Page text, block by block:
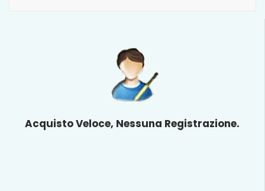
Acquisto Veloce, Nessuna Registrazione.